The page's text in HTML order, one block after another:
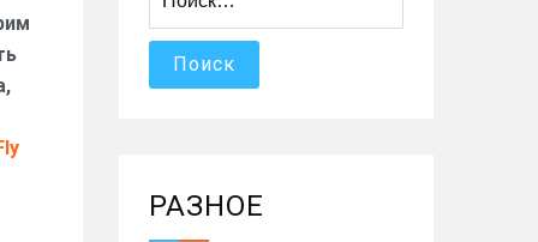
РАЗНОЕ